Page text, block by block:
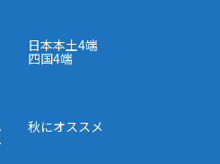
日本本土4端
四国4端
秋にオススメ